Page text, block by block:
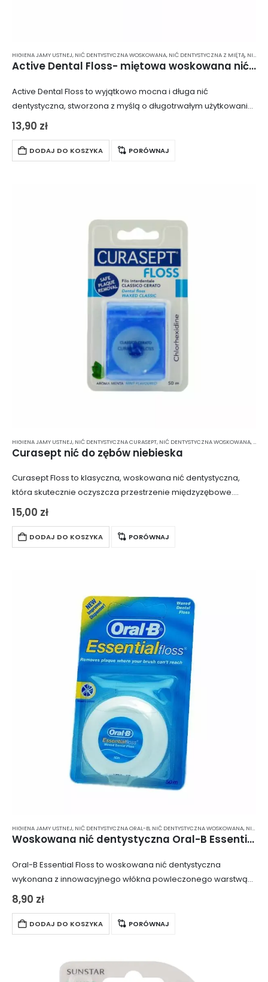
HIGIENA JAMY USTNEJ, NIĆ DENTYSTYCZNA WOSKOWANA, NIĆ DENTYSTYCZNA Z MIĘTĄ, NICI DENTYSTYCZNE
Active Dental Floss- miętowa woskowana nić dentystyczna
Active Dental Floss to wyjątkowo mocna i długa nić
dentystyczna, stworzona z myślą o długotrwałym użytkowaniu.
Pokryta woskiem, idealnie mieści się w przestrzeniach
międzyzębowych, umożliwiając bezpieczne i skuteczne
czyszczenie bez…
13,90 zł
DODAJ DO KOSZYKA PORÓWNAJ
HIGIENA JAMY USTNEJ, NIĆ DENTYSTYCZNA CURASEPT, NIĆ DENTYSTYCZNA WOSKOWANA,NIĆ
Curasept nić do zębów niebieska
Curasept Floss to klasyczna, woskowana nić dentystyczna,
która skutecznie oczyszcza przestrzenie międzyzębowe.
Opakowanie zawiera 50 metrów nici nasączonej
zapewniającą skuteczną ochronę przed bakteriami i płytką…
15,00 zł
DODAJ DO KOSZYKA PORÓWNAJ
HIGIENA JAMY USTNEJ, NIĆ DENTYSTYCZNA ORAL-B, NIĆ DENTYSTYCZNA WOSKOWANA, NIĆ DENTYSTYCZNA Z MIĘTĄ
Woskowana nić dentystyczna Oral-B Essential Floss
Oral-B Essential Floss to woskowana nić dentystyczna
wykonana z innowacyjnego włókna powleczonego warstwą
polimeru, która zapewnia efektywne i delikatne usuwanie
płytki nazębnej. Dzięki swojej konstrukcji, nić jest odporna na
strzępienie…
8,90 zł
DODAJ DO KOSZYKA PORÓWNAJ